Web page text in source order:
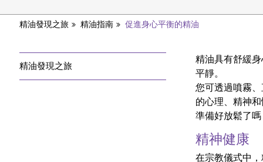
精油發現之旅 精油指南 促進身心平衡的精油
精油發現之旅
精油具有舒緩
平靜。
您可透過噴霧
的心理、精神
準備好放鬆了
精神健康
在宗教儀式中